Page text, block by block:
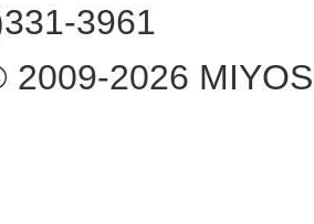
3961
2009-2026